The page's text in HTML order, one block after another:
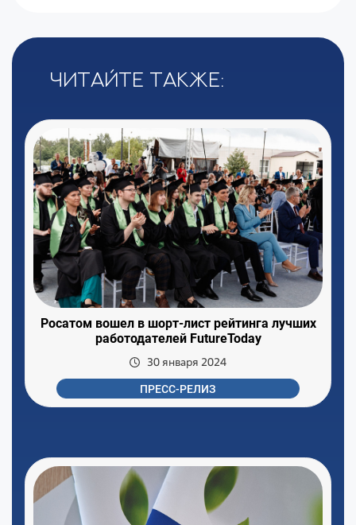
Читайте также:
Росатом вошел в шорт-лист рейтинга лучших
работодателей FutureToday
30 января 2024
ПРЕСС-РЕЛИЗ